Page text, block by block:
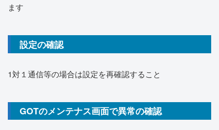
ます
設定の確認
1対１通信等の場合は設定を再確認すること
GOTのメンテナス画面で異常の確認